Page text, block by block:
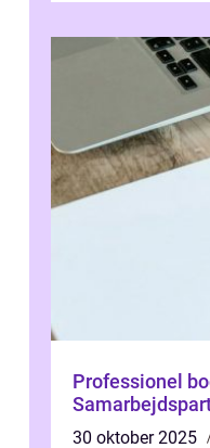
Professionel
30 oktober 2025